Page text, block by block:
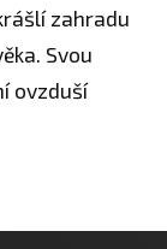
zahradu
Svou
ovzduší